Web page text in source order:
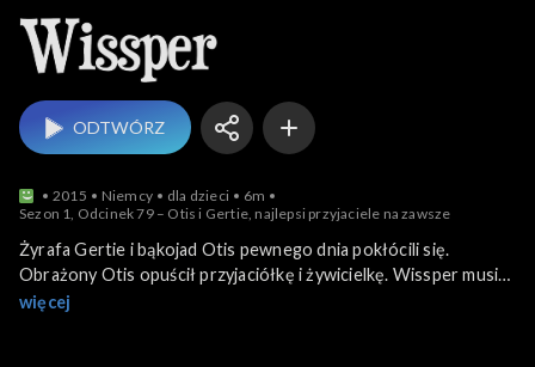
ODTWÓRZ
2015 Niemcy dla dzieci
6m
Sezon 1, Odcinek 79 – Otis i Gertie, najlepsi przyjaciele na zawsze
Żyrafa Gertie i bąkojad Otis pewnego dnia pokłócili się.
Obrażony Otis opuścił przyjaciółkę i żywicielkę. Wissper musi
ich pogodzić. Jak to zrobi?
więcej